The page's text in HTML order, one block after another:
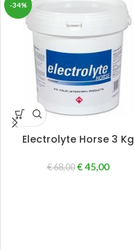
-34%
Electrolyte Horse 3 Kg
€68,00 €45,00